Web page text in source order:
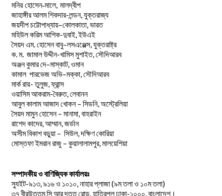
মনির হোসেন-মালে, মালদ্বীপ
জাহাঙ্গীর আলম শিকদার-লন্ডন, যুক্তরাজ্য
জয়দীপচট্টোপাধ্যায়–কোলকাতা ভারত
মহিউল করিম আশিক-দুবাই, ইউএই
সৈয়দএম. হোসেনবাবু–লসএঞ্জেল্স, যুক্তরাষ্ট্র
ক ম. জামালউদ্দীন-খামিস মুশাইত, সৌদিআরব
অঞ্জনকুমারদে–মাস্কাট, ওমান
কামাল পারভেজঅভি–মক্কা সৌদিআরব
মার্ক রায়- তুলুজ, ফ্রান্স
ওয়াসিম আকরাম-বৈরুত, লেবানন
আবুল কালাম আজাদ খোকন – সিডনি, অস্ট্রেলিয়া
সৈয়দ মামুন হোসেন – মানামা, বাহরাইন
রাশেদ কাদের, আম্মান, জর্ডান
অসীম বিকাশ বড়ুয়া – সিউল, দক্ষিণ কোরিয়া
মোস্তফা ইমরান রাজু – কুয়ালালামপুর, মালয়েশিয়া
সম্পাদকীয় ও বাণিজ্যিক কার্যালয়ঃ
স্যুইট-৯১৩, ৯১৬ ও ১০১০, নাহার প্লাজা (৯ম তলা ও ১০ম তলা)
৩৭ বীরউত্তম সি আর দত্ত রোড, হাতিরপুল ঢাকা-১০০০, বাংলাদেশ।